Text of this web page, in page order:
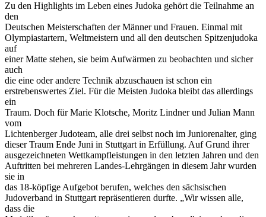
Zu den Highlights im Leben eines Judoka gehört die Teilnahme an
den
Deutschen Meisterschaften der Männer und Frauen. Einmal mit
Olympiastartern, Weltmeistern und all den deutschen Spitzenjudoka
auf
einer Matte stehen, sie beim Aufwärmen zu beobachten und sicher
auch
die eine oder andere Technik abzuschauen ist schon ein
erstrebenswertes Ziel. Für die Meisten Judoka bleibt das allerdings
ein
Traum. Doch für Marie Klotsche, Moritz Lindner und Julian Mann
vom
Lichtenberger Judoteam, alle drei selbst noch im Juniorenalter, ging
dieser Traum Ende Juni in Stuttgart in Erfüllung. Auf Grund ihrer
ausgezeichneten Wettkampfleistungen in den letzten Jahren und den
Auftritten bei mehreren Landes-Lehrgängen in diesem Jahr wurden
sie in
das 18-köpfige Aufgebot berufen, welches den sächsischen
Judoverband in Stuttgart repräsentieren durfte. „Wir wissen alle,
dass die